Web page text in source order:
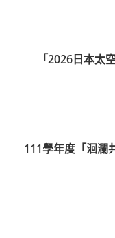
「2026日本太
111學年度「洄瀾